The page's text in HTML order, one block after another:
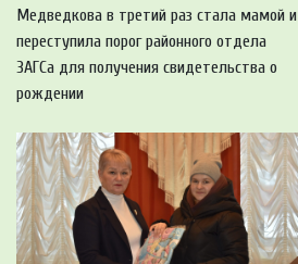
Медведкова в третий раз стала мамой и
переступила порог районного отдела
ЗАГСа для получения свидетельства о
рождении